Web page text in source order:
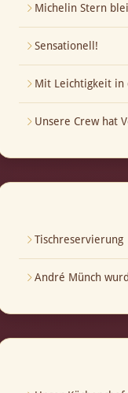
Michelin Stern
Sensationell!
Mit Leichtigkeit in
Unsere Crew hat
Tischreservierung
André Münch